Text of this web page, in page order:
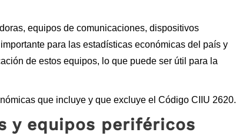
equipos de comunicaciones, dispositivos
para las estadísticas económicas del país y
de estos equipos, lo que puede ser útil para la
que incluye y que excluye el Código CIIU 2620.
y equipos periféricos